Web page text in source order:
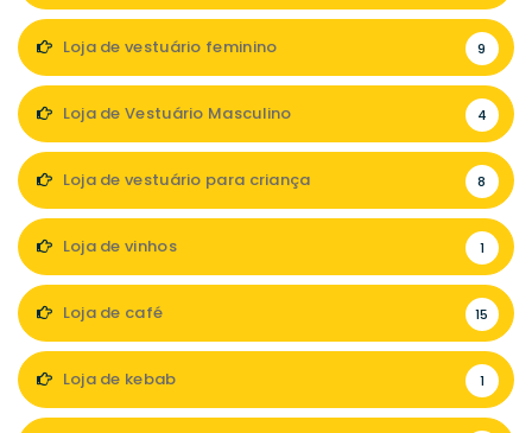
Loja de vestuário feminino 9
Loja de Vestuário Masculino 4
Loja de vestuário para criança 8
Loja de vinhos 1
Loja de café 15
Loja de kebab 1